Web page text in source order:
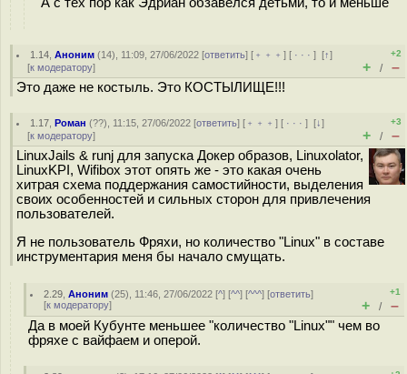
1.14 ,Аноним (14), 11:09, 27/06/2022 [ответить] [ ﹢﹢﹢] [ · · ·][↑]
[к модератору]
+2
+ / –
Это даже не костыль. Это КОСТЫЛИЩЕ!!!
1.17 ,Роман (??), 11:15, 27/06/2022 [ответить] [ ﹢﹢﹢] [ · · ·][↓]
[к модератору]
+3
+ / –
LinuxJails & runj для запуска Докер образов, Linuxolator,
LinuxKPI, Wifibox этот опять же - это какая очень
хитрая схема поддержания самостийности, выделения
своих особенностей и сильных сторон для привлечения
пользователей.
Я не пользователь Фряхи, но количество "Linux" в составе
инструментария меня бы начало смущать.
2.29 ,Аноним (25), 11:46, 27/06/2022 [^] [^^] [^^^] [ответить]
[к модератору]
+1
+ / –
Да в моей Кубунте меньшее "количество "Linux"" чем во
фряхе с вайфаем и оперой.